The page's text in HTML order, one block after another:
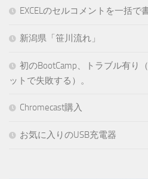
EXCELのセルコメントを一括
新潟県「笹川流れ」
初のBootCamp、トラブル有り
ットで失敗する）。
Chromecast購入
お気に入りのUSB充電器